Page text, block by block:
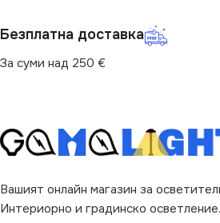
Безплатна доставка
За суми над 250 €
Вашият онлайн магазин за
Интериорно и градинско